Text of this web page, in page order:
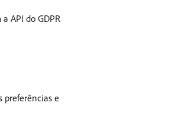
API do GDPR
preferências e